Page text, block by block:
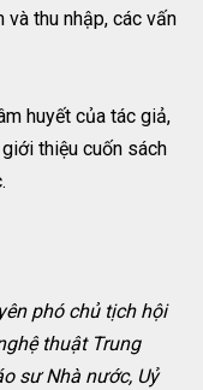
và thu nhập, các vấn
huyết của tác giả,
thiệu cuốn sách
phó chủ tịch hội
thuật Trung
sư Nhà nước, Uỷ